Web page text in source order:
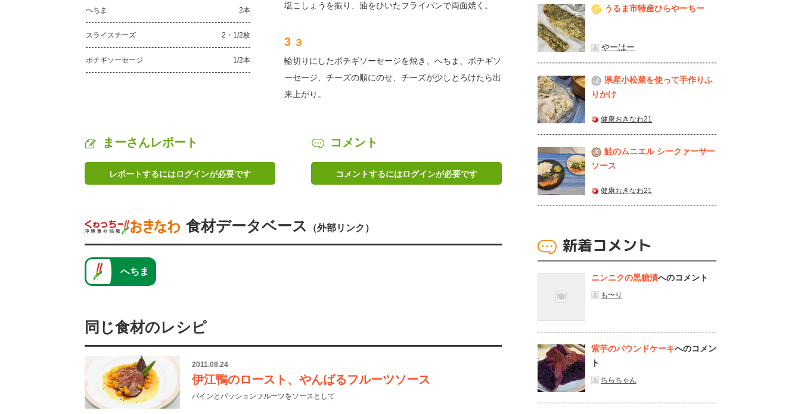
へちま 2本
スライスチーズ 2・1/2枚
ポチギソーセージ 1/2本
塩こしょうを振り、油をひいたフライパンで両面焼く。
3 ３
輪切りにしたポチギソーセージを焼き、へちま、ポチギソ
ーセージ、チーズの順にのせ、チーズが少しとろけたら出
来上がり。
まーさんレポート
レポートするにはログインが必要です
コメント
コメントするにはログインが必要です
食材データベース （外部リンク）
へちま
同じ食材のレシピ
2011.08.24
伊江鴨のロースト、やんばるフルーツソース
パインとパッションフルーツをソースとして
1 うるま市特産ひらやーちー
やーはー
2
県産⼩松菜を使って⼿作りふ
りかけ
健康おきなわ21
3
鮭のムニエル シークァーサー
ソース
健康おきなわ21
新着コメント
ニンニクの黒糖漬へのコメント
も〜り
紫芋のパウンドケーキへのコメン
ト
ちらちゃん